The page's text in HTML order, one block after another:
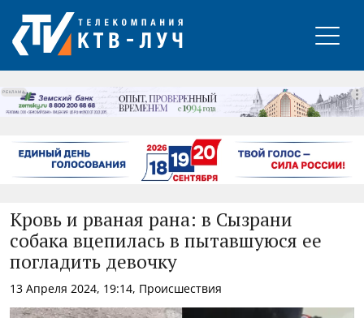
РЕКЛАМА
Кровь и рваная рана: в Сызрани
собака вцепилась в пытавшуюся ее
погладить девочку
13 Апреля 2024, 19:14, Происшествия